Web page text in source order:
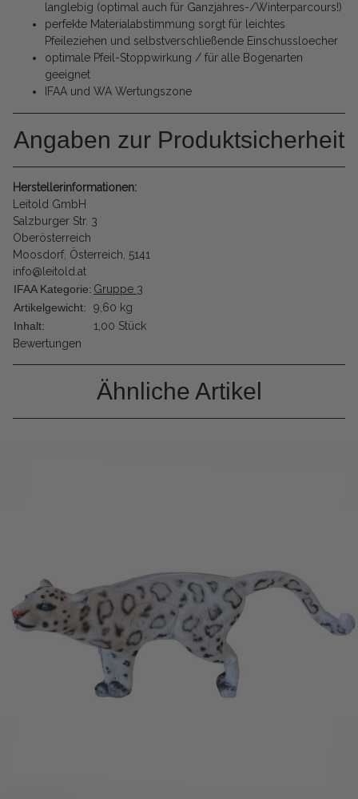
langlebig (optimal auch für Ganzjahres-/Winterparcours!)
perfekte Materialabstimmung sorgt für leichtes
Pfeileziehen und selbstverschließende Einschussloecher
optimale Pfeil-Stoppwirkung / für alle Bogenarten
geeignet
IFAA und WA Wertungszone
Angaben zur Produktsicherheit
Herstellerinformationen:
Leitold GmbH
Salzburger Str. 3
Oberösterreich
Moosdorf, Österreich, 5141
info@leitold.at
IFAA Kategorie: Gruppe 3
Artikelgewicht:
9,60 kg
Inhalt:
1,00 Stück
Bewertungen
Ähnliche Artikel